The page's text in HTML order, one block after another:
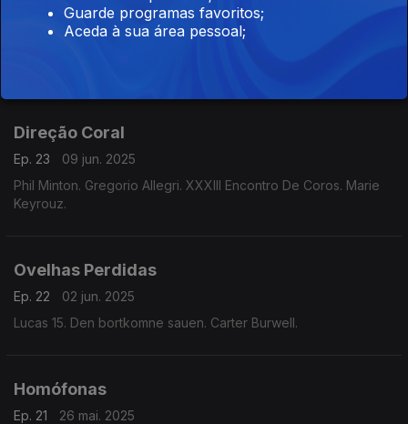
Rapsódia de Bolhas
Ep. 24
16 jun. 2025
Direção Coral
Ep. 23
09 jun. 2025
Phil Minton. Gregorio Allegri. XXXIII Encontro De Coros. Marie
Keyrouz.
Ovelhas Perdidas
Ep. 22
02 jun. 2025
Lucas 15. Den bortkomne sauen. Carter Burwell.
Homófonas
Ep. 21
26 mai. 2025
Guarde programas favoritos;
Aceda à sua área pessoal;